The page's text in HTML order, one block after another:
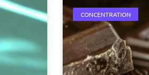
CONCENTRATION